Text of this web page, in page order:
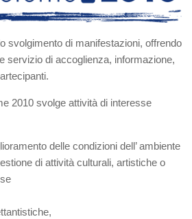
svolgimento di manifestazioni, offrendo
servizio di accoglienza, informazione,
2010 svolge attività di interesse
delle condizioni dell’ ambiente
di attività culturali, artistiche o